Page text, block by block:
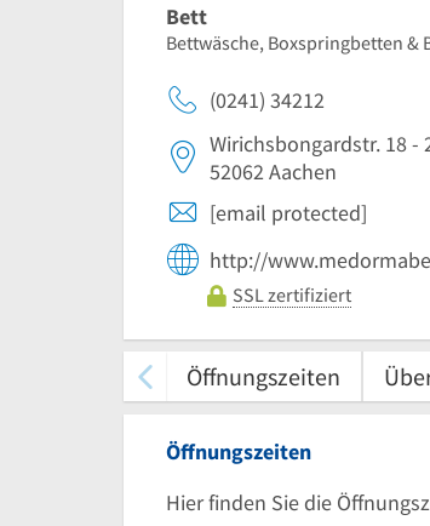
Bett
Bettwäsche, Boxspringbetten &
(0241) 34212
Wirichsbongardstr. 18 -
52062 Aachen
[email protected]
http://
SSL zertifiziert
Öffnungszeiten
Öffnungszeiten
Hier finden Sie die